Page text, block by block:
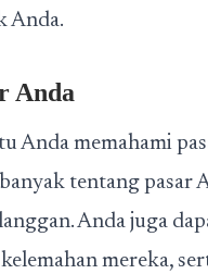
Anda.
Anda
Anda memahami
tentang pasar
Anda juga
mereka,